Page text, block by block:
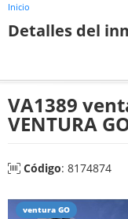
Inicio
Detalles del
VA1389
VENTURA
Código: 8174874
ventura GO